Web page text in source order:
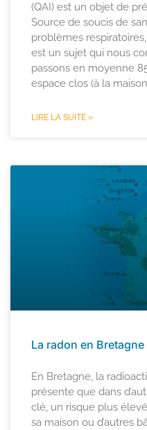
(QAI) est un objet de
Source de soucis de
problèmes
est un sujet qui nous
passons en moyenne
espace clos (à la
LIRE LA SUITE »
La radon en Bretagne
En Bretagne, la
présente que dans
clé, un risque plus
sa maison ou d’autres